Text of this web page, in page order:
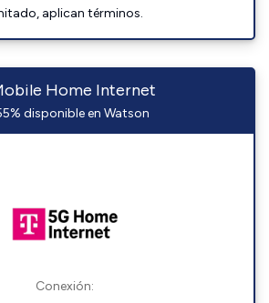
aplican términos.
Home Internet
disponible en Watson
Conexión: